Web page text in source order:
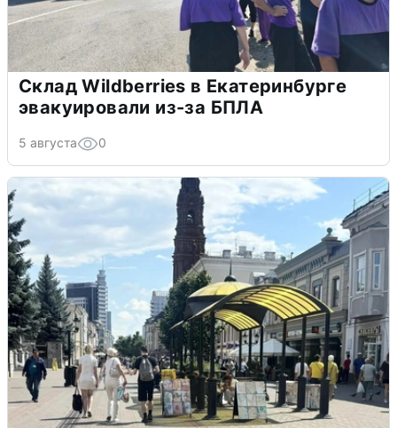
Склад Wildberries в Екатеринбурге
эвакуировали из-за БПЛА
5 августа 0